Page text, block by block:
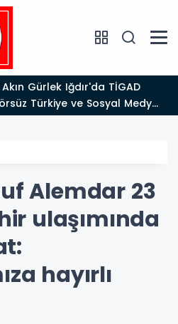
TAŞ, TÜMORSİAD KADIN
Alemdar 23
ulaşımında
hayırlı